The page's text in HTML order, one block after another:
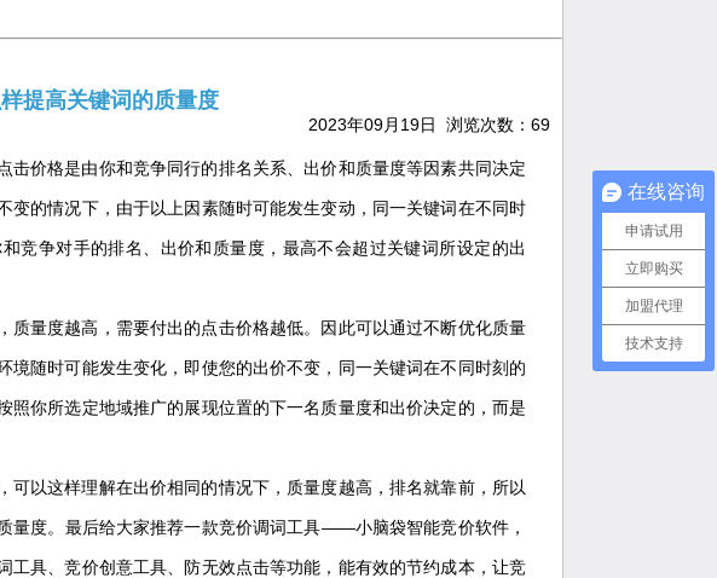
提高关键词的质量度
2023年09月19日 浏览次数： 69
击价格是由你和竞争同行的排名关系、出价和质量度等因素共同决定
变的情况下，由于以上因素随时可能发生变动，同一关键词在不同时
竞争对手的排名、出价和质量度，最高不会超过关键词所设定的出
质量度越高，需要付出的点击价格越低。因此可以通过不断优化质量
境随时可能发生变化，即使您的出价不变，同一关键词在不同时刻的
照你所选定地域推广的展现位置的下一名质量度和出价决定的，而是
可以这样理解在出价相同的情况下，质量度越高，排名就靠前，所以
量度。最后给大家推荐一款竞价调词工具——小脑袋智能竞价软件，
工具、竞价创意工具、防无效点击等功能，能有效的节约成本，让竞
在线咨询
申请试用
立即购买
加盟代理
技术支持